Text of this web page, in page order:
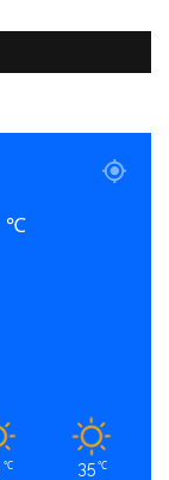
℃
℃ 35 ℃